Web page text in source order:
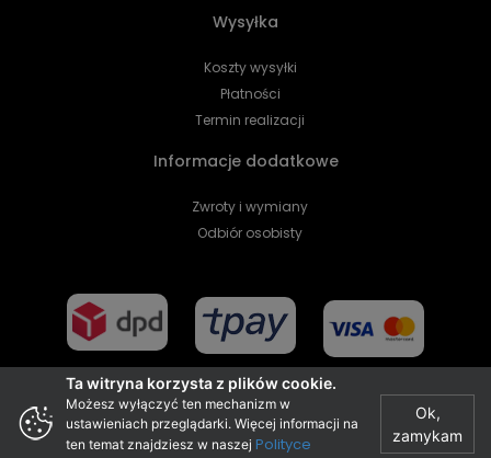
Wysyłka
Koszty wysyłki
Płatności
Termin realizacji
Informacje dodatkowe
Zwroty i wymiany
Odbiór osobisty
Projekt i realizacja
Ta witryna korzysta z plików cookie.
Możesz wyłączyć ten mechanizm w
ustawieniach przeglądarki. Więcej informacji na
ten temat znajdziesz w naszej Polityce
Ok,
zamykam